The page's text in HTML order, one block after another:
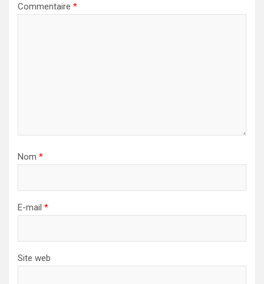
Commentaire *
Nom *
E-mail *
Site web